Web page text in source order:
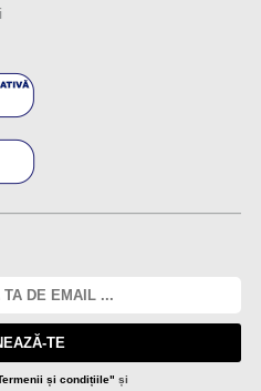
TE
și condițiile" și